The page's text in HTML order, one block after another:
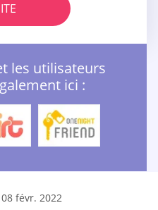
les utilisateurs
ici :
08 févr. 2022